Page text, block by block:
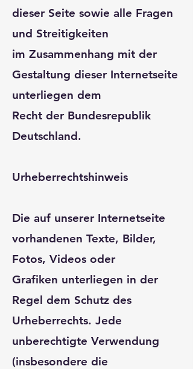
dieser Seite sowie alle Fragen
und Streitigkeiten
im Zusammenhang mit der
Gestaltung dieser Internetseite
unterliegen dem
Recht der Bundesrepublik
Deutschland.
Urheberrechtshinweis
Die auf unserer Internetseite
vorhandenen Texte, Bilder,
Fotos, Videos oder
Grafiken unterliegen in der
Regel dem Schutz des
Urheberrechts. Jede
unberechtigte Verwendung
(insbesondere die